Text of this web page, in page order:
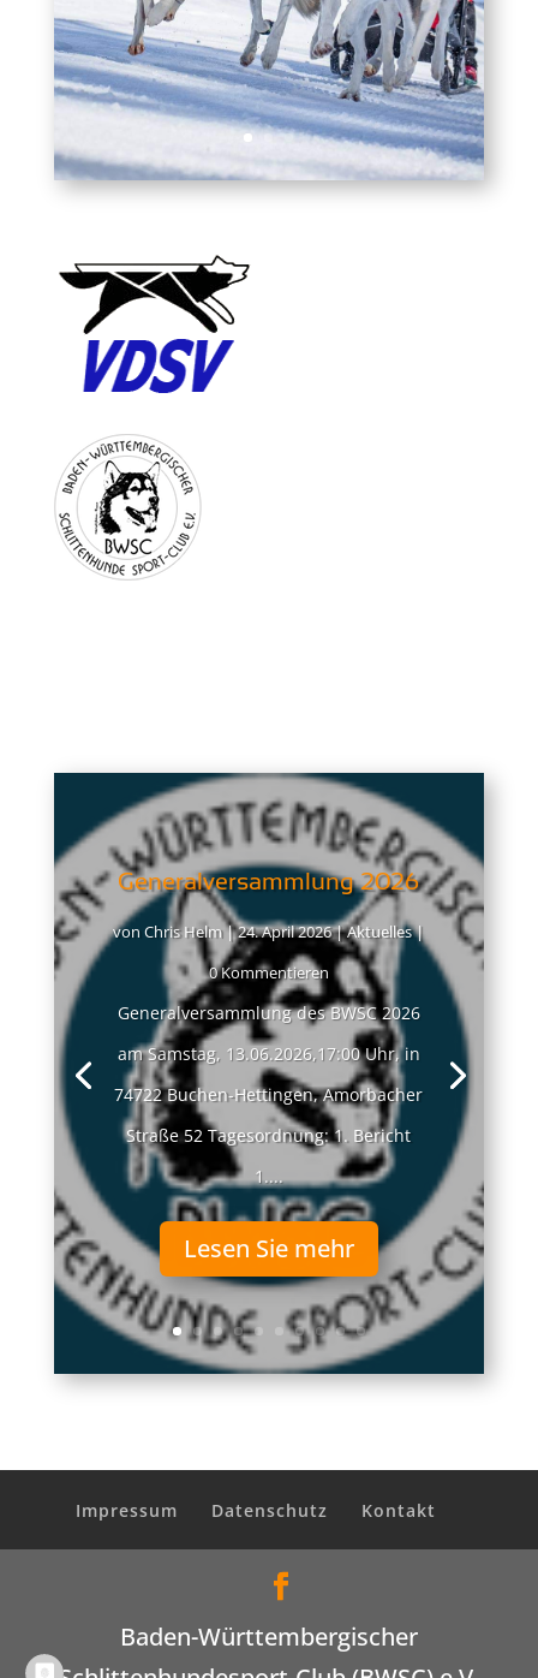
Generalversammlung 2026
vonChris Helm|24. April 2026|Aktuelles|
0 Kommentieren
Generalversammlung des BWSC 2026
am Samstag, 13.06.2026,17:00 Uhr, in
74722 Buchen-Hettingen, Amorbacher
Straße 52 Tagesordnung: 1. Bericht
1....
Lesen Sie mehr
Impressum Datenschutz Kontakt
Baden-Württembergischer